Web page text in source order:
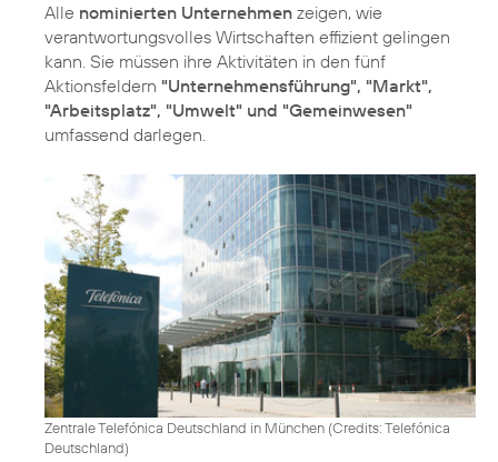
Alle nominierten Unternehmen zeigen, wie
verantwortungsvolles Wirtschaften effizient gelingen
kann. Sie müssen ihre Aktivitäten in den fünf
Aktionsfeldern "Unternehmensführung", "Markt",
"Arbeitsplatz", "Umwelt" und "Gemeinwesen"
umfassend darlegen.
Zentrale Telefónica Deutschland in München (Credits: Telefónica
Deutschland)